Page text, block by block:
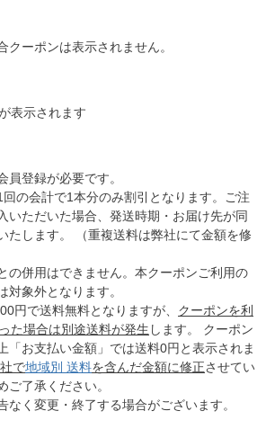
ーポンは表示されません。
登録が必要です。
の会計で1本分のみ割引となります。ご注
いただいた場合、発送時期・お届け先が同
たします。 （重複送料は弊社にて金額を修
の併用はできません。本クーポンご利用の
対象外となります。
円で送料無料となりますが、 クーポンを利
た場合は別途送料が発生 します。 クーポン
「お支払い金額」では送料0円と表示されま
で地域別 送料を含んだ金額に修正させてい
ご了承ください。
く変更・終了する場合がございます。